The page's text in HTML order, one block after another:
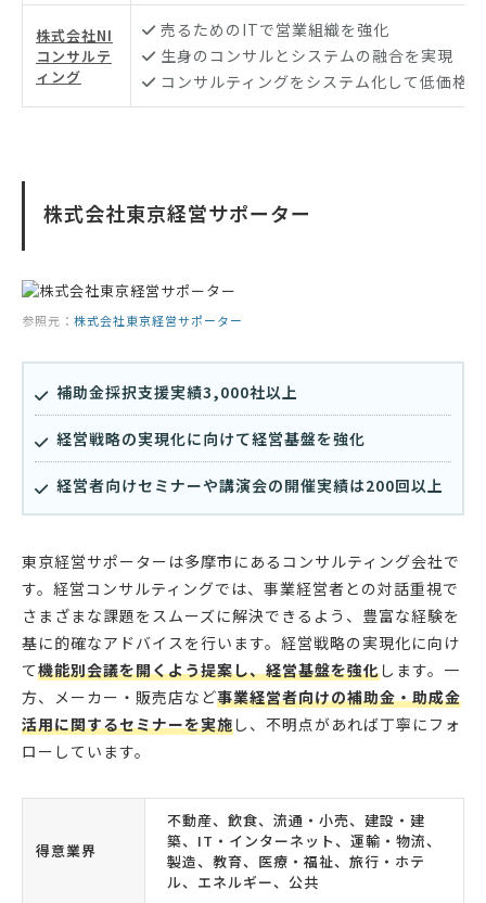
株式会社NI
コンサルテ
ィング
売るためのITで営業組織を強化
生身のコンサルとシステムの融合を実現
コンサルティングをシステム化して低価格化
株式会社東京経営サポーター
参照元： 株式会社東京経営サポーター
補助金採択支援実績3,000社以上
経営戦略の実現化に向けて経営基盤を強化
経営者向けセミナーや講演会の開催実績は200回以上
東京経営サポーターは多摩市にあるコンサルティング会社で
す。経営コンサルティングでは、事業経営者との対話重視で
さまざまな課題をスムーズに解決できるよう、豊富な経験を
基に的確なアドバイスを行います。経営戦略の実現化に向け
て機能別会議を開くよう提案し、経営基盤を強化します。一
方、メーカー・販売店など事業経営者向けの補助金・助成金
活用に関するセミナーを実施し、不明点があれば丁寧にフォ
ローしています。
得意業界
不動産、飲食、流通・小売、建設・建
築、IT・インターネット、運輸・物流、
製造、教育、医療・福祉、旅行・ホテ
ル、エネルギー、公共